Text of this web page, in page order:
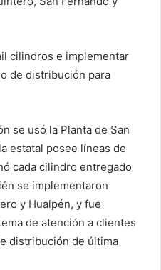
cilindros e implementar
de distribución para
se usó la Planta de San
estatal posee líneas de
cada cilindro entregado
se implementaron
y Hualpén, y fue
de atención a clientes
distribución de última